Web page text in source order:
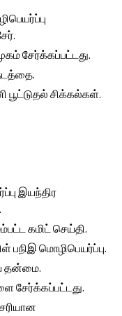
சேர்க்கப்பட்டது.
சிக்கல்கள்.
இயந்திர
கமிட் செய்தி.
பநிஇ மொழிபெயர்ப்பு.
தன்மை.
சேர்க்கப்பட்டது.